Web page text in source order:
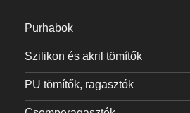
Purhabok
Szilikon és akril tömítők
PU tömítők, ragasztók